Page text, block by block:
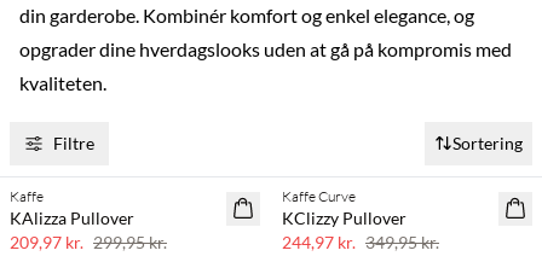
din garderobe. Kombinér komfort og enkel elegance, og
opgrader dine hverdagslooks uden at gå på kompromis med
kvaliteten.
Filtre Sortering
SAVE20
Kaffe
KAlizza Pullover
209,97 kr. 299,95 kr.
SAVE20
30% rabat
Kaffe Curve
KClizzy Pullover
244,97 kr. 349,95 kr.